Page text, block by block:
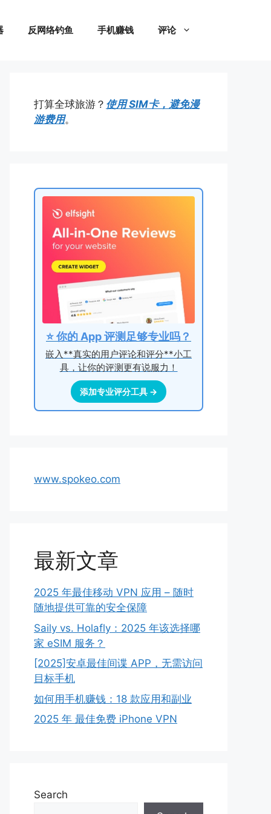
反网络钓鱼 手机赚钱 评论
打算全球旅游？ 使用 SIM卡，避免漫
游费用。
⭐ 你的 App 评测足够专业吗？
嵌入**真实的用户评论和评分**小工
具，让你的评测更有说服力！
添加专业评分工具 →
www.spokeo.com
最新文章
2025 年最佳移动 VPN 应用 – 随时
随地提供可靠的安全保障
Saily vs. Holafly：2025 年该选择哪
家 eSIM 服务？
[2025]安卓最佳间谍 APP，无需访问
目标手机
如何用手机赚钱：18 款应用和副业
2025 年 最佳免费 iPhone VPN
Search